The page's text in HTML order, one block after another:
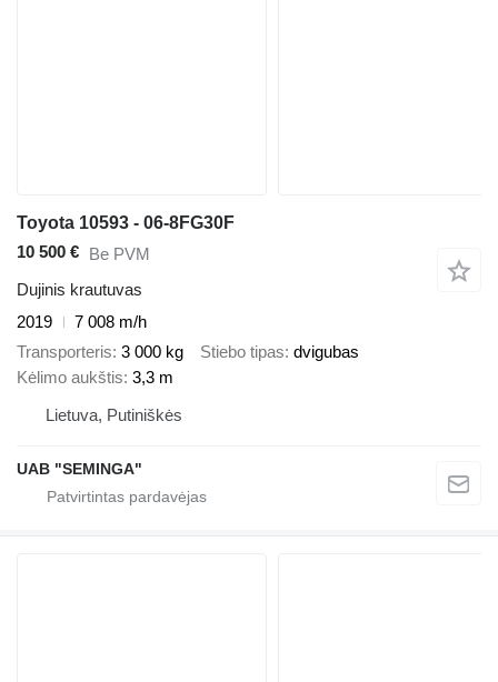
Toyota 10593 - 06-8FG30F
10 500 € Be PVM
Dujinis krautuvas
2019
7 008 m/h
Transporteris 3 000 kg Stiebo tipas dvigubas
Kėlimo aukštis 3,3 m
Lietuva, Putiniškės
UAB "SEMINGA"